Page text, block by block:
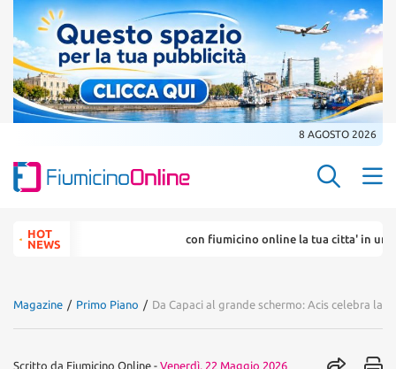
8 AGOSTO 2026
Search
for:HOT
NEWS
con fiumicino online la tua citta' in un ...
Magazine / Primo Piano / Da Capaci al grande schermo: Acis celebra la
Scritto da Fiumicino Online - Venerdì, 22 Maggio 2026